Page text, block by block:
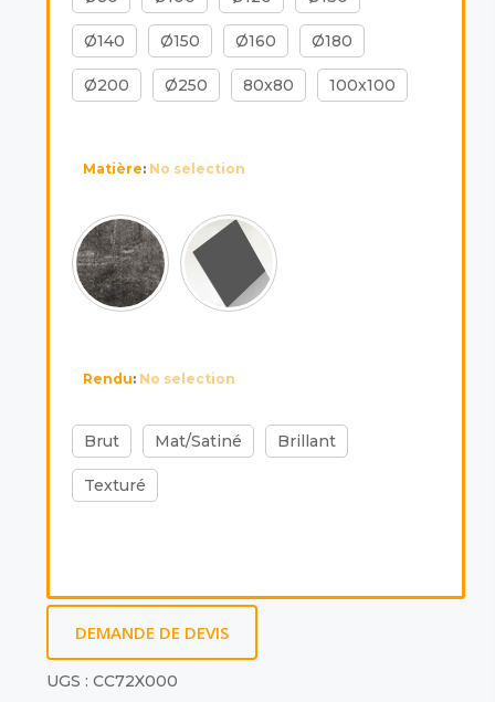
Ø140 Ø150 Ø160 Ø180
Ø200 Ø250 80x80 100x100
Matière: No selection
Rendu: No selection
Brut Mat/Satiné Brillant
Texturé
DEMANDE DE DEVIS
UGS : CC72X000